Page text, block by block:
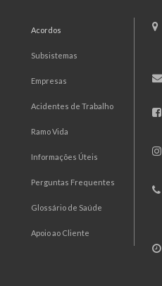
Acordos
Subsistemas
Empresas
Acidentes de Trabalho
Ramo Vida
Informações Úteis
Perguntas Frequentes
Glossário de Saúde
Apoio ao Cliente